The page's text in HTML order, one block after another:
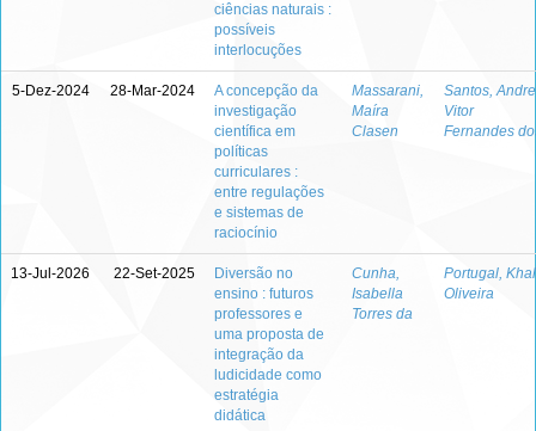
ciências naturais :
possíveis
interlocuções
5-Dez-2024 28-Mar-2024
A concepção da
investigação
científica em
políticas
curriculares :
entre regulações
e sistemas de
raciocínio
Massarani,
Maíra
Clasen
Santos, Andre
Vitor
Fernandes
13-Jul-2026 22-Set-2025
Diversão no
ensino : futuros
professores e
uma proposta de
integração da
ludicidade como
estratégia
didática
Cunha,
Isabella
Torres da
Portugal,
Oliveira